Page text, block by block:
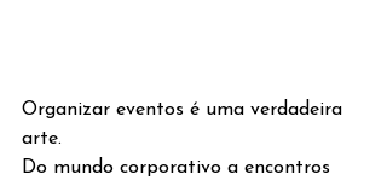
Organizar eventos é uma verdadeira
arte.
Do mundo corporativo a encontros